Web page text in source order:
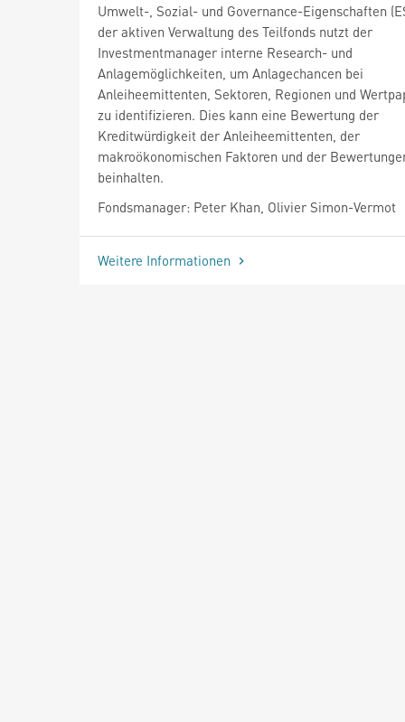
Umwelt-, Sozial- und Governance-Eigenschaften
der aktiven Verwaltung des Teilfonds nutzt der
Investmentmanager interne Research- und
Anlagemöglichkeiten, um Anlagechancen bei
Anleiheemittenten, Sektoren, Regionen und
zu identifizieren. Dies kann eine Bewertung der
Kreditwürdigkeit der Anleiheemittenten, der
makroökonomischen Faktoren und der
beinhalten.
Fondsmanager: Peter Khan, Olivier Simon-Vermot
Weitere Informationen